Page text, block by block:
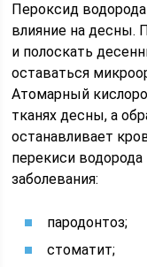
Пероксид
влияние на
и полоскать
оставаться
Атомарный
тканях десны, а
останавливает
перекиси
заболевания:
пародонтоз;
стоматит;